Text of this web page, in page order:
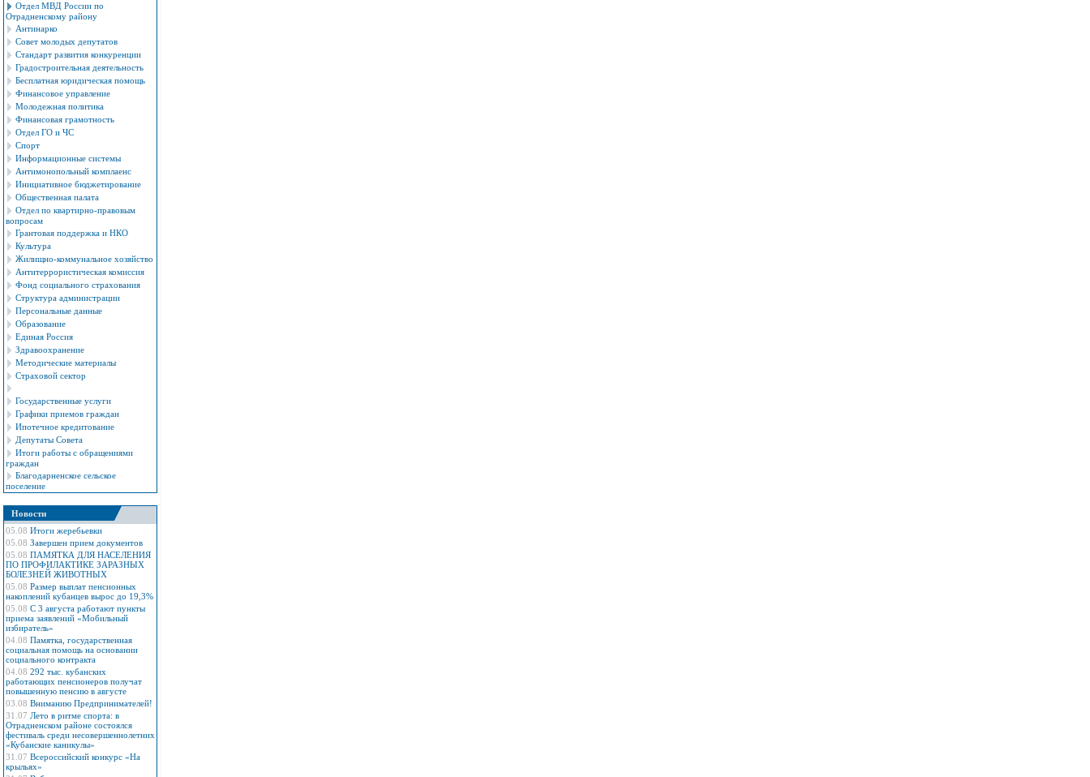
Отдел МВД России по
Отрадненскому району
Антинарко
Совет молодых депутатов
Стандарт развития конкуренции
Градостроительная деятельность
Бесплатная юридическая помощь
Финансовое управление
Молодежная политика
Финансовая грамотность
Отдел ГО и ЧС
Спорт
Информационные системы
Антимонопольный комплаенс
Инициативное бюджетирование
Общественная палата
Отдел по квартирно-правовым
вопросам
Грантовая поддержка и НКО
Культура
Жилищно-коммунальное хозяйство
Антитеррористическая комиссия
Фонд социального страхования
Структура администрации
Персональные данные
Образование
Единая Россия
Здравоохранение
Методические материалы
Страховой сектор
Государственные услуги
Графики приемов граждан
Ипотечное кредитование
Депутаты Совета
Итоги работы с обращениями
граждан
Благодарненское сельское
поселение
Новости
05.08 Итоги жеребьевки
05.08 Завершен прием документов
05.08 ПАМЯТКА ДЛЯ НАСЕЛЕНИЯ
ПО ПРОФИЛАКТИКЕ ЗАРАЗНЫХ
БОЛЕЗНЕЙ ЖИВОТНЫХ
05.08 Размер выплат пенсионных
накоплений кубанцев вырос до 19,3%
05.08 С 3 августа работают пункты
приема заявлений «Мобильный
избиратель»
04.08 Памятка, государственная
социальная помощь на основании
социального контракта
04.08 292 тыс. кубанских
работающих пенсионеров получат
повышенную пенсию в августе
03.08 Вниманию Предпринимателей!
31.07 Лето в ритме спорта: в
Отрадненском районе состоялся
фестиваль среди несовершеннолетних
«Кубанские каникулы»
31.07 Всероссийский конкурс «На
крыльях»